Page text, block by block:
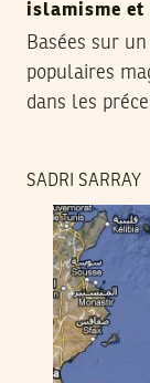
islamisme et
Basées sur
populaires
dans les
SADRI SARRAY